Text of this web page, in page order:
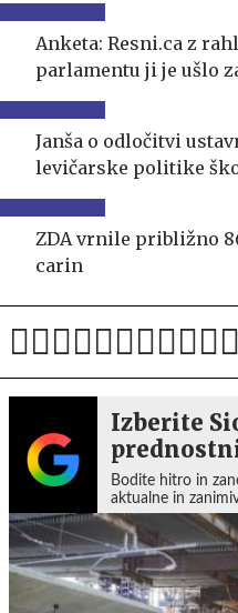
Anketa: Resni.ca z
parlamentu ji je ušlo
Janša o odločitvi
levičarske politike
ZDA vrnile približno
carin
Izberite
Bodite hitro in
aktualne in